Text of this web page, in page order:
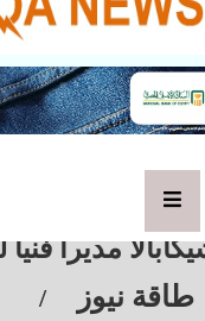
مديراً
طاقة نيوز /